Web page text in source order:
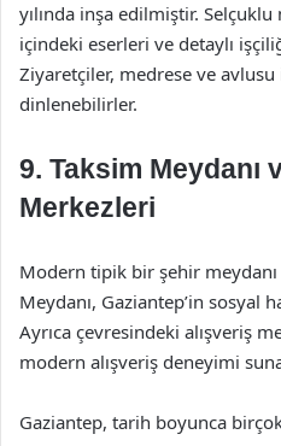
yılında inşa edilmiştir.
içindeki eserleri ve detaylı
Ziyaretçiler, medrese ve
dinlenebilirler.
9. Taksim Meydanı
Merkezleri
Modern tipik bir şehir
Meydanı, Gaziantep’in sosyal
Ayrıca çevresindeki alışveriş
modern alışveriş deneyimi
Gaziantep, tarih boyunca